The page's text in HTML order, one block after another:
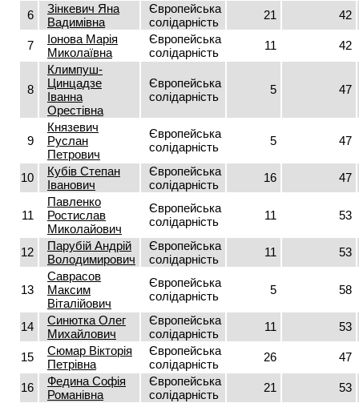
6
Зінкевич Яна
Вадимівна
Європейська
солідарність
21 42
7
Іонова Марія
Миколаївна
Європейська
солідарність
11 42
8
Климпуш-
Цинцадзе
Іванна
Орестівна
Європейська
солідарність
5 47
9
Князевич
Руслан
Петрович
Європейська
солідарність
5 47
10
Кубів Степан
Іванович
Європейська
солідарність
16 47
11
Павленко
Ростислав
Миколайович
Європейська
солідарність
11 53
12
Парубій Андрій
Володимирович
Європейська
солідарність
11 53
13
Саврасов
Максим
Віталійович
Європейська
солідарність
5 58
14
Синютка Олег
Михайлович
Європейська
солідарність
11 53
15
Сюмар Вікторія
Петрівна
Європейська
солідарність
26 47
16
Федина Софія
Романівна
Європейська
солідарність
21 53